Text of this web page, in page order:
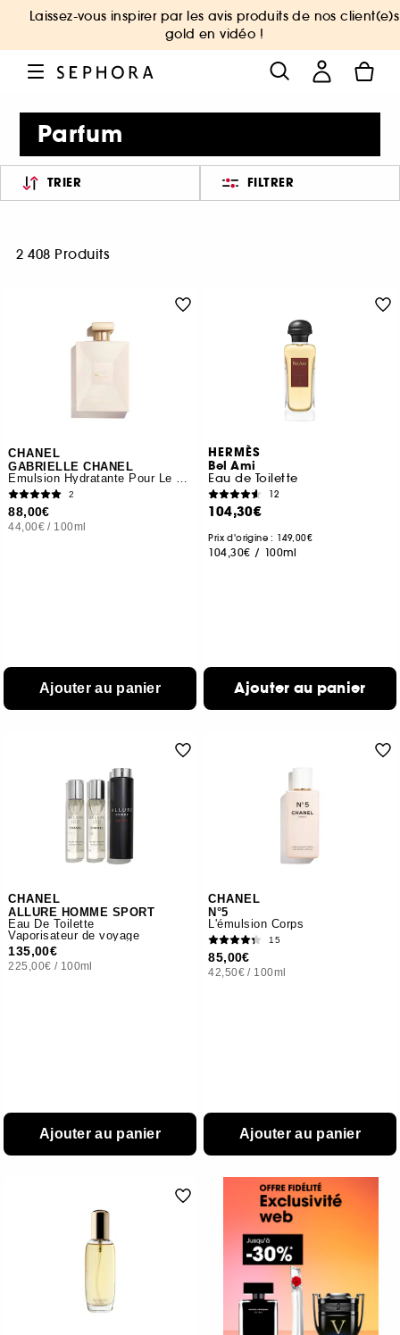
Laissez-vous inspirer par les avis produits de nos client(e)s
gold en vidéo !
Parfum
TRIER FILTRER
2 408 Produits
CHANEL
GABRIELLE CHANEL
Émulsion Hydratante Pour Le Corps
2
88,00€
44,00€ / 100ml
Ajouter au panier
HERMÈS
Bel Ami
Eau de Toilette
12
104,30€
Prix d'origine : 149,00€
104,30€ / 100ml
Ajouter au panier
CHANEL
ALLURE HOMME SPORT
Eau De Toilette
Vaporisateur de voyage
135,00€
225,00€ / 100ml
Ajouter au panier
CHANEL
N°5
L'émulsion Corps
15
85,00€
42,50€ / 100ml
Ajouter au panier